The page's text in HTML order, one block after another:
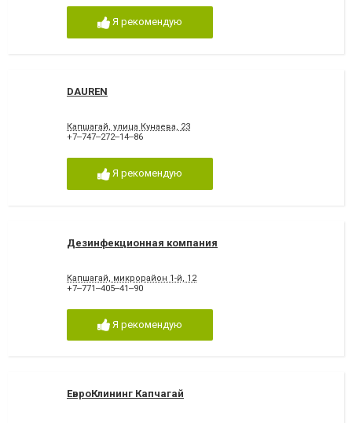
Я рекомендую
DAUREN
Капшагай, улица Кунаева, 23
+7‒747‒272‒14‒86
Я рекомендую
Дезинфекционная компания
Капшагай, микрорайон 1-й, 12
+7‒771‒405‒41‒90
Я рекомендую
ЕвроКлининг Капчагай